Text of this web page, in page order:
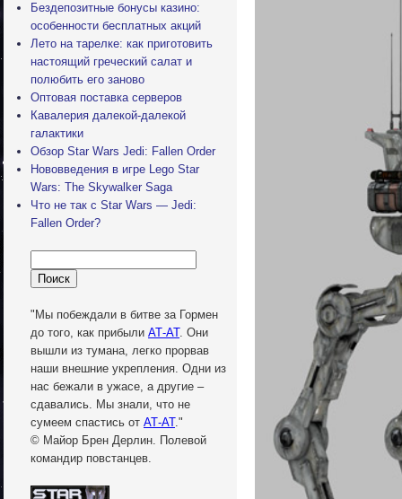
Бездепозитные бонусы казино:
особенности бесплатных акций
Лето на тарелке: как приготовить
настоящий греческий салат и
полюбить его заново
Оптовая поставка серверов
Кавалерия далекой-далекой
галактики
Обзор Star Wars Jedi: Fallen Order
Нововведения в игре Lego Star
Wars: The Skywalker Saga
Что не так с Star Wars — Jedi:
Fallen Order?
"Мы побеждали в битве за Гормен
до того, как прибыли АТ-АТ. Они
вышли из тумана, легко прорвав
наши внешние укрепления. Одни из
нас бежали в ужасе, а другие –
сдавались. Мы знали, что не
сумеем спастись от АТ-АТ."
© Майор Брен Дерлин. Полевой
командир повстанцев.